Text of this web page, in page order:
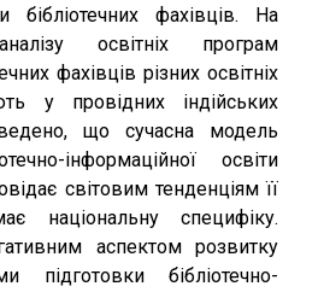
бібліотечних фахівців. На
освітніх програм
фахівців різних освітніх
у провідних індійських
що сучасна модель
інформаційної освіти
світовим тенденціям її
національну специфіку.
аспектом розвитку
підготовки бібліотечно-